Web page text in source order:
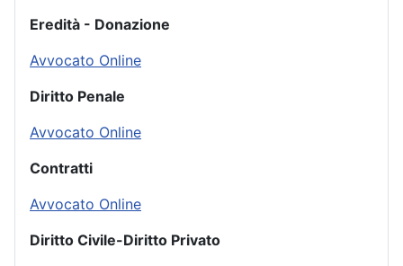
Eredità - Donazione
Avvocato Online
Diritto Penale
Avvocato Online
Contratti
Avvocato Online
Diritto Civile-Diritto Privato